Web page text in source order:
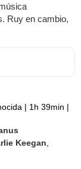
Ruy en cambio,
| 1h 39min |
Keegan